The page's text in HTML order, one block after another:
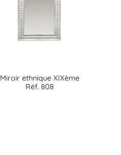
Miroir ethnique XIXème
Réf. 808